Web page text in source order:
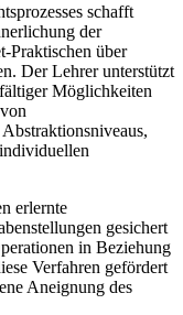
schafft
der
Praktischen über
Der Lehrer unterstützt
Möglichkeiten
erlernte
gesichert
in Beziehung
Verfahren gefördert
Aneignung des